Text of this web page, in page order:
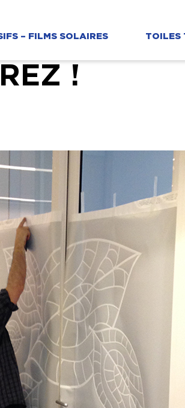
– FILMS SOLAIRES TOILES
!